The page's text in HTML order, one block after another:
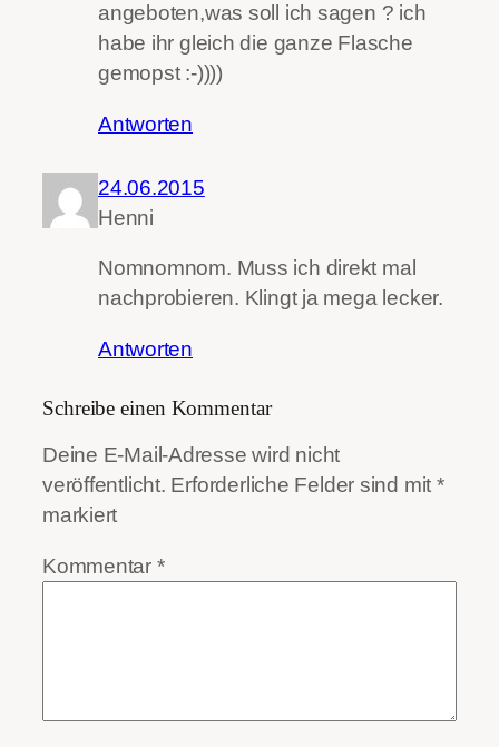
angeboten,was soll ich sagen ? ich
habe ihr gleich die ganze Flasche
gemopst :-))))
Antworten
24.06.2015
Henni
Nomnomnom. Muss ich direkt mal
nachprobieren. Klingt ja mega lecker.
Antworten
Schreibe einen Kommentar
Deine E-Mail-Adresse wird nicht
veröffentlicht. Erforderliche Felder sind mit *
markiert
Kommentar *